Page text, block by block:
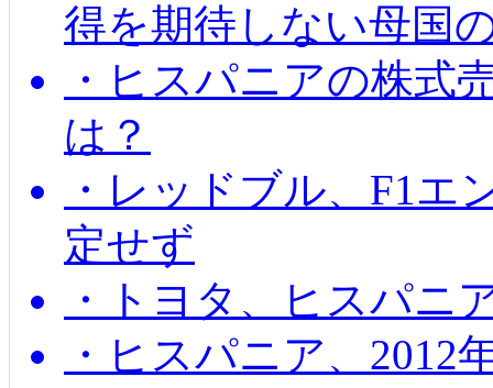
得を期待しない母国
・ヒスパニアの株式
は？
・レッドブル、F1エ
定せず
・トヨタ、ヒスパニ
・ヒスパニア、2012